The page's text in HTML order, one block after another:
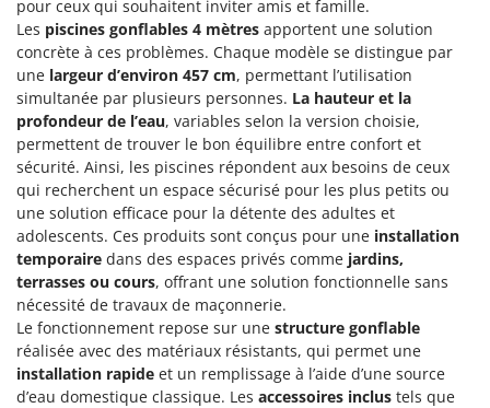
Planteuses de pommes de terre pour tracteur
Plateaux de coupe pour tracteur
Plumeuses
Pompes d'irrigation à tracteur
Pompes de transfert
Pompes immergées électriques
Postes à souder
Poussoirs à saucisse
Presses à pellets
Pressoirs à fruits
Pressoirs à Raisin
Gardena
Garofalo
GeoTech
GeoTech Pro
Gierre
Ginko - MGM
Gipeco
Girmi
GRAEF
Gre
GreenBay
Greenworks
pour ceux qui souhaitent inviter amis et famille.
Les piscines gonflables 4 mètres apportent une solution
concrète à ces problèmes. Chaque modèle se distingue par
une largeur d’environ 457 cm, permettant l’utilisation
simultanée par plusieurs personnes. La hauteur et la
profondeur de l’eau, variables selon la version choisie,
permettent de trouver le bon équilibre entre confort et
sécurité. Ainsi, les piscines répondent aux besoins de ceux
qui recherchent un espace sécurisé pour les plus petits ou
une solution efficace pour la détente des adultes et
adolescents. Ces produits sont conçus pour une installation
temporaire dans des espaces privés comme jardins,
terrasses ou cours, offrant une solution fonctionnelle sans
nécessité de travaux de maçonnerie.
Le fonctionnement repose sur une structure gonflable
réalisée avec des matériaux résistants, qui permet une
installation rapide et un remplissage à l’aide d’une source
d’eau domestique classique. Les accessoires inclus tels que